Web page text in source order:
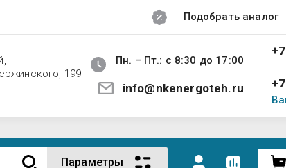
Подобрать аналог
199
Пн. – Пт.: с 8:30 до 17:00
info@nkenergoteh.ru
Параметры